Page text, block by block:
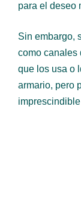
para el deseo
Sin embargo,
como canales
que los usa o
armario, pero